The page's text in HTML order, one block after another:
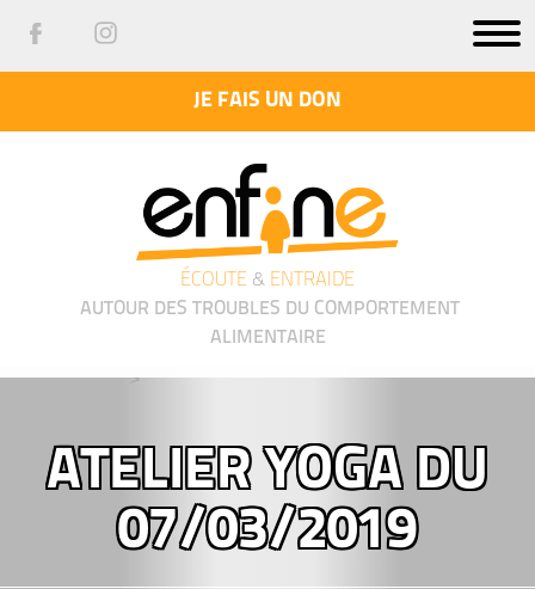
JE FAIS UN DON
ÉCOUTE & ENTRAIDE
AUTOUR DES TROUBLES DU COMPORTEMENT
ALIMENTAIRE
');">
ATELIER YOGA DU
07/03/2019